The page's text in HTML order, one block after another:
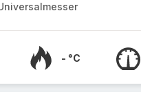
- °C